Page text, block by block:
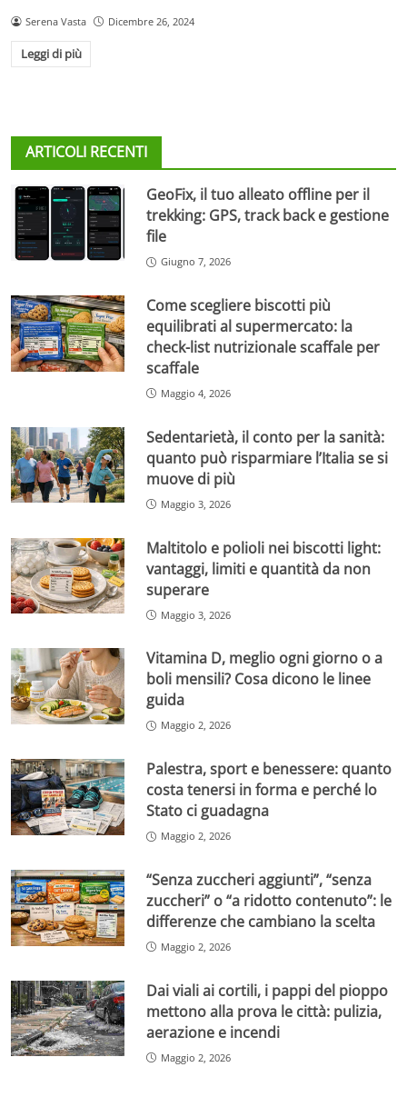
Serena Vasta Dicembre 26, 2024
Leggi di più
ARTICOLI RECENTI
GeoFix, il tuo alleato offline per il
trekking: GPS, track back e gestione
file
Giugno 7, 2026
Come scegliere biscotti più
equilibrati al supermercato: la
check-list nutrizionale scaffale per
scaffale
Maggio 4, 2026
Sedentarietà, il conto per la sanità:
quanto può risparmiare l’Italia se si
muove di più
Maggio 3, 2026
Maltitolo e polioli nei biscotti light:
vantaggi, limiti e quantità da non
superare
Maggio 3, 2026
Vitamina D, meglio ogni giorno o a
boli mensili? Cosa dicono le linee
guida
Maggio 2, 2026
Palestra, sport e benessere: quanto
costa tenersi in forma e perché lo
Stato ci guadagna
Maggio 2, 2026
“Senza zuccheri aggiunti”, “senza
zuccheri” o “a ridotto contenuto”: le
differenze che cambiano la scelta
Maggio 2, 2026
Dai viali ai cortili, i pappi del pioppo
mettono alla prova le città: pulizia,
aerazione e incendi
Maggio 2, 2026